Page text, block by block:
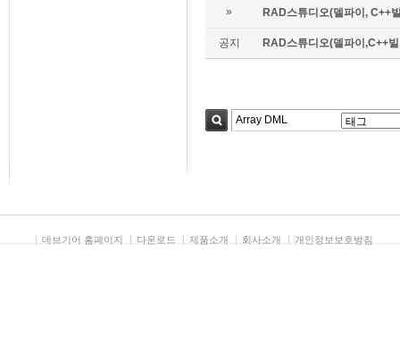
» RAD스튜디오(델파이, C++
공지 RAD스튜디오(델파이,C++
데브기어 홈페이지 다운로드 제품소개 회사소개 개인정보보호방침